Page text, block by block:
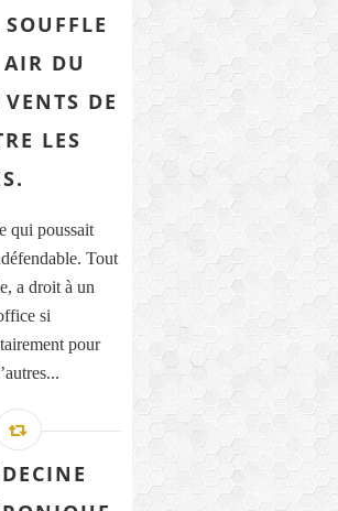
DU
DE
LES
qui poussait
Tout
a droit à un
si
pour